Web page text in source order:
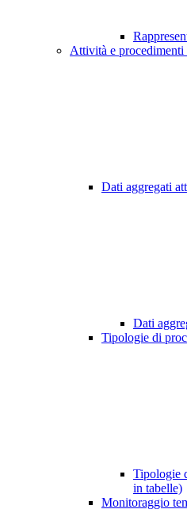
Attività e procedimenti
Dati aggregati
Dati
Tipologie di
Tipologie
in tabelle)
Monitoraggio